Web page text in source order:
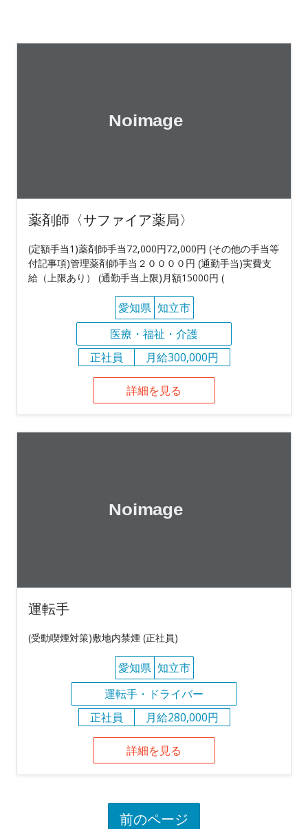
薬剤師〈サファイア薬局〉
(定額手当1)薬剤師手当72,000円72,000円 (その他の手当等
付記事項)管理薬剤師手当２００００円 (通勤手当)実費支
給（上限あり） (通勤手当上限)月額15000円 (
愛知県 知立市
医療・福祉・介護
正社員
月給300,000円
詳細を見る
運転手
(受動喫煙対策)敷地内禁煙 (正社員)
愛知県 知立市
運転手・ドライバー
正社員
月給280,000円
詳細を見る
前のページ